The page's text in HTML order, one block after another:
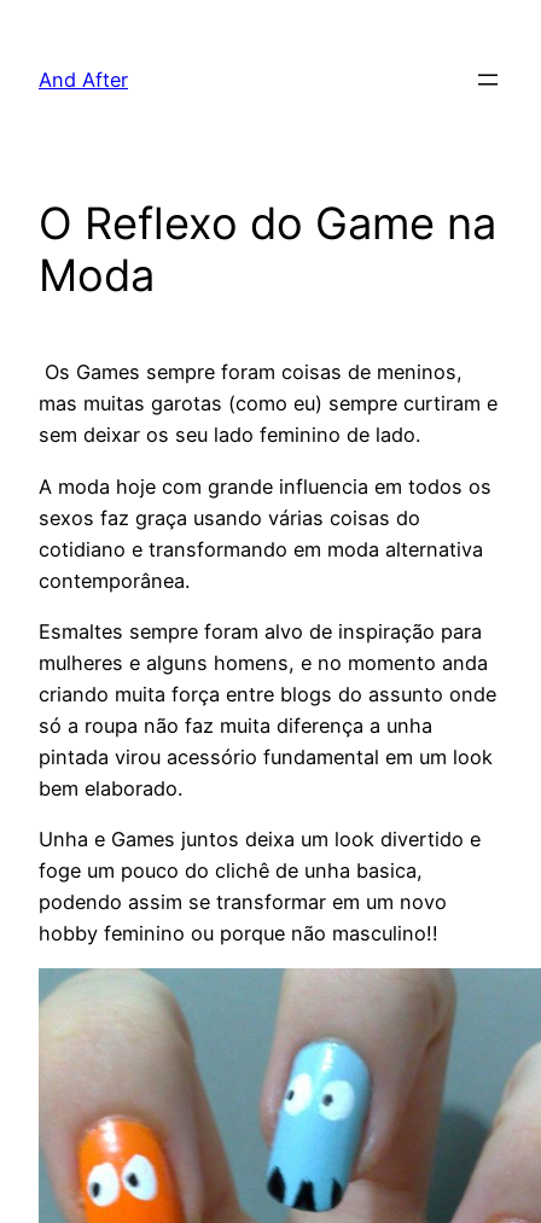
And After
O Reflexo do Game na
Moda
Os Games sempre foram coisas de meninos,
mas muitas garotas (como eu) sempre curtiram e
sem deixar os seu lado feminino de lado.
A moda hoje com grande influencia em todos os
sexos faz graça usando várias coisas do
cotidiano e transformando em moda alternativa
contemporânea.
Esmaltes sempre foram alvo de inspiração para
mulheres e alguns homens, e no momento anda
criando muita força entre blogs do assunto onde
só a roupa não faz muita diferença a unha
pintada virou acessório fundamental em um look
bem elaborado.
Unha e Games juntos deixa um look divertido e
foge um pouco do clichê de unha basica,
podendo assim se transformar em um novo
hobby feminino ou porque não masculino!!